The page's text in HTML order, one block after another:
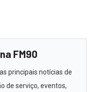
FM90
principais notícias de
de serviço, eventos,